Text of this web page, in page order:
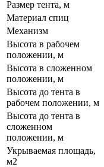
Размер тента, м
Материал спиц
Механизм
Высота в рабочем
положении, м
Высота в сложенном
положении, м
Высота до тента в
рабочем положении, м
Высота до тента в
сложенном
положении, м
Укрываемая площадь,
м2